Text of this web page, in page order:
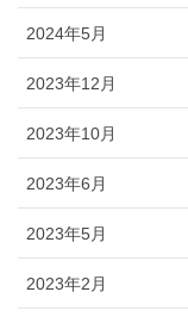
2024年5月
2023年12月
2023年10月
2023年6月
2023年5月
2023年2月